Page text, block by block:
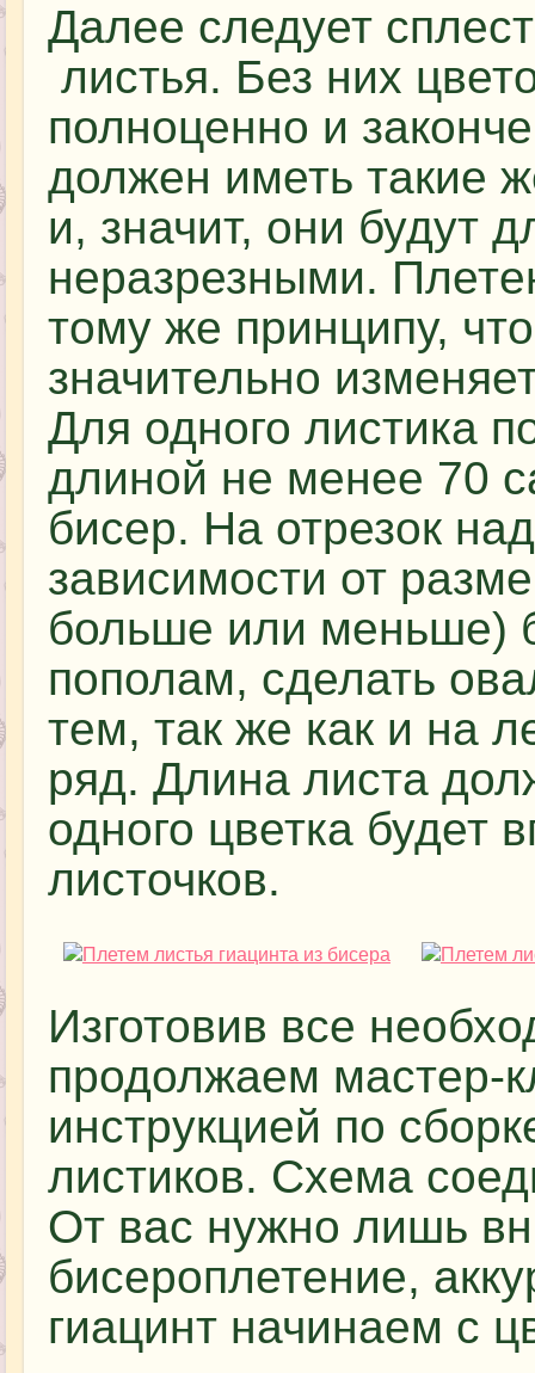
Далее следует
листья. Без них
полноценно и
должен иметь такие
и, значит, они будут
неразрезными.
тому же принципу,
значительно
Для одного листика
длиной не менее 70
бисер. На отрезок
зависимости от
больше или меньше)
пополам, сделать
тем, так же как и на
ряд. Длина листа
одного цветка будет
листочков.
Изготовив все
продолжаем мастер-
инструкцией по
листиков. Схема
От вас нужно лишь
бисероплетение,
гиацинт начинаем с